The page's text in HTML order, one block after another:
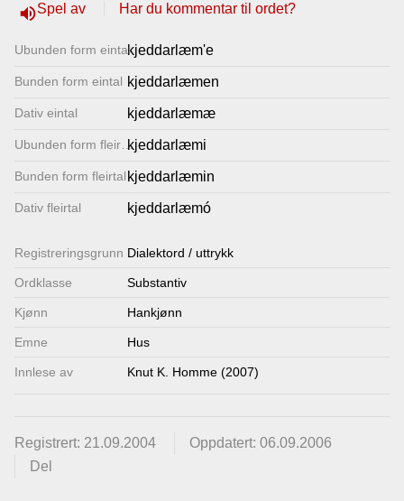
volume_upSpel av Har du kommentar til ordet?
Ubunden form eintalkjeddarlæm'e
Bunden form eintal kjeddarlæmen
Dativ eintal kjeddarlæmæ
Ubunden form fleirtal
kjeddarlæmi
Bunden form fleirtal kjeddarlæmin
Dativ fleirtal kjeddarlæmó
Registrerings­grunn Dialektord / uttrykk
Ordklasse Substantiv
Kjønn Hankjønn
Emne Hus
Innlese av Knut K. Homme (2007)
Registrert: 21.09.2004
Oppdatert: 06.09.2006
Del
Lenkjer
Kontakt
oss